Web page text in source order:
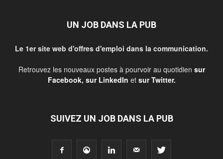
UN JOB DANS LA PUB
Le 1er site web d'offres d'emploi dans la communication.
Retrouvez les nouveaux postes à pourvoir au quotidien sur
Facebook, sur LinkedIn et sur Twitter.
SUIVEZ UN JOB DANS LA PUB